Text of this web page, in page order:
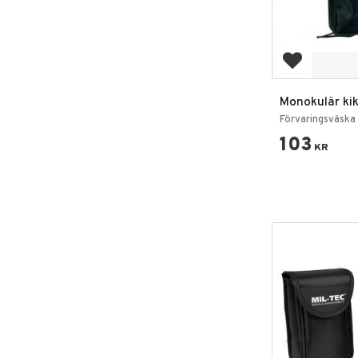
Add to
Monokulär
Flektarn
103 KR